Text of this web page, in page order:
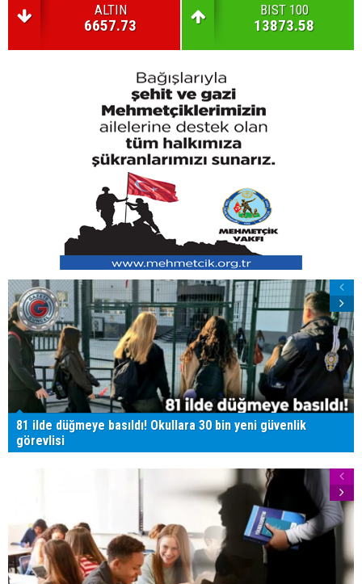
ALTIN
6657.73
BIST 100
13873.58
81 ilde düğmeye basıldı! Okullara 30 bin yeni güvenlik
görevlisi